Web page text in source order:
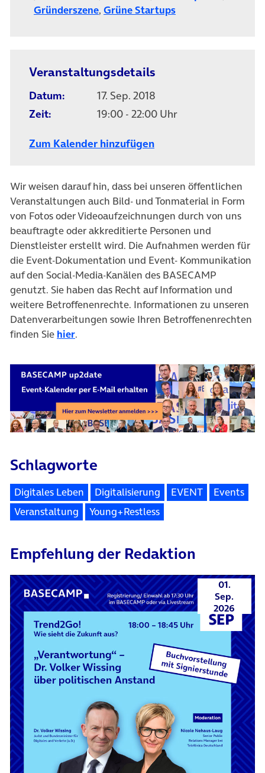
Gründerszene(öffnet in neuem Tab)
, Grüne Startups(öffnet in neuem
Veranstaltungsdetails
Datum:
17. Sep. 2018
Zeit:
19:00 - 22:00 Uhr
Zum Kalender hinzufügen
Wir weisen darauf hin, dass bei unseren öffentlichen
Veranstaltungen auch Bild- und Tonmaterial in Form
von Fotos oder Videoaufzeichnungen durch von uns
beauftragte oder akkreditierte Personen und
Dienstleister erstellt wird. Die Aufnahmen werden für
die Event-Dokumentation und Event- Kommunikation
auf den Social-Media-Kanälen des BASECAMP
genutzt. Sie haben das Recht auf Information und
weitere Betroffenenrechte. Informationen zu unseren
Datenverarbeitungen sowie Ihren Betroffenenrechten
finden Sie hier.
Schlagworte
Digitales Leben Digitalisierung EVENT
Events
Veranstaltung
Young+Restless
Empfehlung der Redaktion
01.
Sep.
2026